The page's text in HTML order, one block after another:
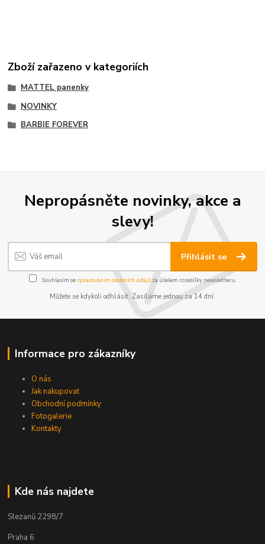
Zboží zařazeno v kategoriích
MATTEL panenky
NOVINKY
BARBIE FOREVER
Nepropásněte novinky, akce a
slevy!
Přihlásit se
Souhlasím se zpracováním osobních údajůza účelem rozesílky newsletteru.
Můžete se kdykoli odhlásit. Zasíláme jednou za 14 dní.
Informace pro zákazníky
O nás
Jak nakupovat
Obchodní podmínky
Fotogalerie
Kontakty
Kde nás najdete
Slezanů 2298/7
Praha 6